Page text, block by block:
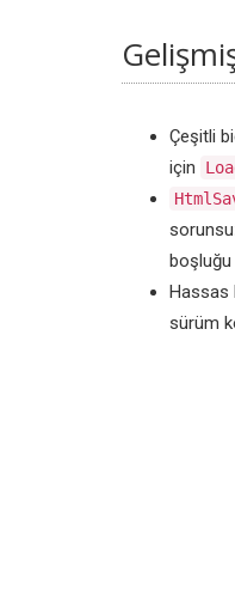
Çeşitli
için
boşluğu
Hassas
sürüm